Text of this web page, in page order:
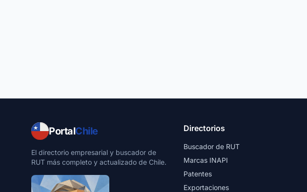
PortalChile
El directorio empresarial y buscador de
RUT más completo y actualizado de Chile.
Directorios
Buscador de RUT
Marcas INAPI
Patentes
Exportaciones